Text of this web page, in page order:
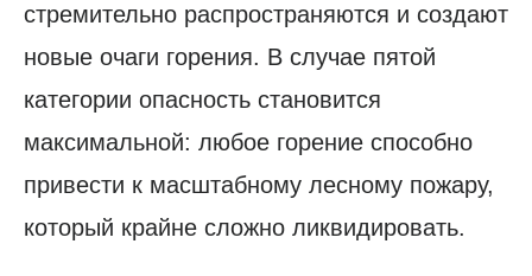
стремительно распространяются и создают
новые очаги горения. В случае пятой
категории опасность становится
максимальной: любое горение способно
привести к масштабному лесному пожару,
который крайне сложно ликвидировать.